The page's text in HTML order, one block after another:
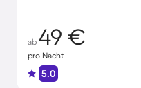
ab 49 €
pro Nacht
5.0